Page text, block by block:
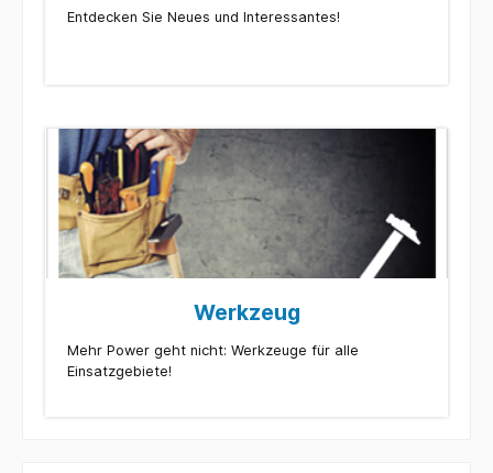
Entdecken Sie Neues und Interessantes!
Werkzeug
Mehr Power geht nicht: Werkzeuge für alle
Einsatzgebiete!